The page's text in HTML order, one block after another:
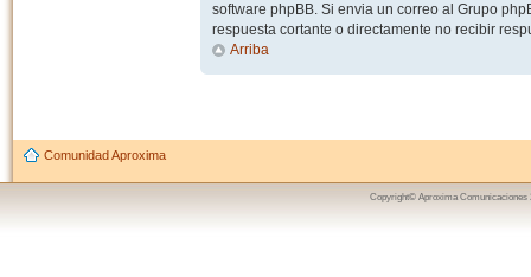
software phpBB. Si envia un correo al Grupo
respuesta cortante o directamente no recibir
Arriba
Comunidad Aproxima
Copyright© Aproxima Comunicaciones